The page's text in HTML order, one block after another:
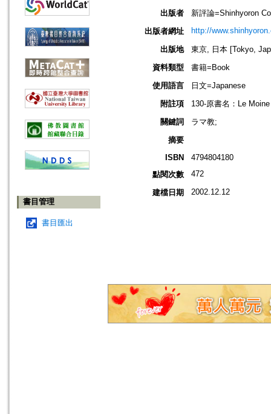
書目管理
書目匯出
出版者
新評論=Shinhyoron
出版者網址
http://
出版地
東京, 日本 [Tokyo,
資料類型
書籍=Book
使用語言
日文=Japanese
附註項
130-原書名：Le
關鍵詞
ラマ教;
摘要
ISBN
4794804180
點閱次數
472
建檔日期 2002.12.12